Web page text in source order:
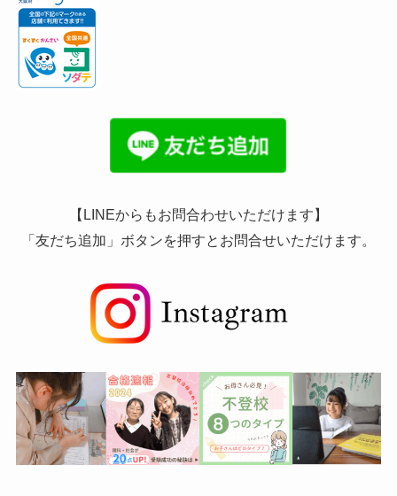
【LINEからもお問合わせいただけます】
「友だち追加」ボタンを押すとお問合せいただけます。